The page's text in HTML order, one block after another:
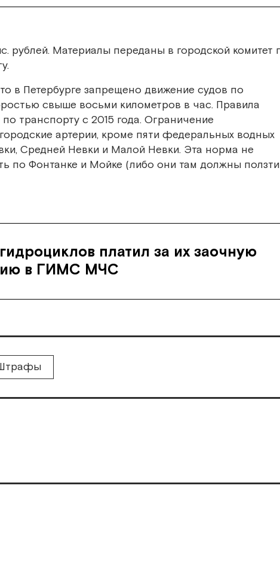
рублей. Материалы переданы в городской комитет
в Петербурге запрещено движение судов по
свыше восьми километров в час. Правила
транспорту с 2015 года. Ограничение
артерии, кроме пяти федеральных водных
Средней Невки и Малой Невки. Эта норма не
по Фонтанке и Мойке (либо они там должны
платил за их заочную
в ГИМС МЧС